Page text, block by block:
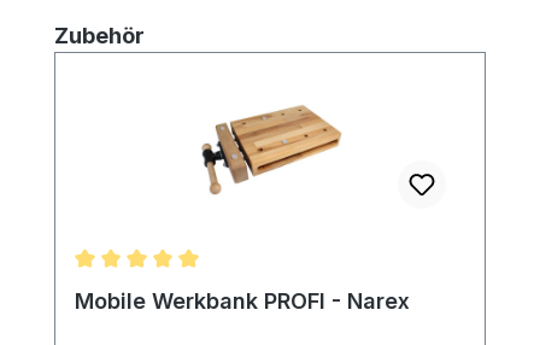
Produktgalerie überspringen
Zubehör
Durchschnittliche Bewertung von 5 von 5 Sternen
Mobile Werkbank PROFI - Narex